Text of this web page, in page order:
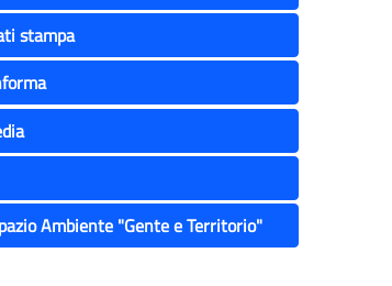
stampa
Ambiente "Gente e Territorio"